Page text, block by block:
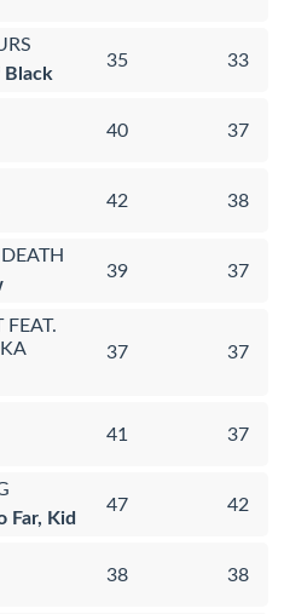
Black
35 33
40 37
42 38
39 37
FEAT.
37 37
41 37
Far, Kid
47 42
38 38